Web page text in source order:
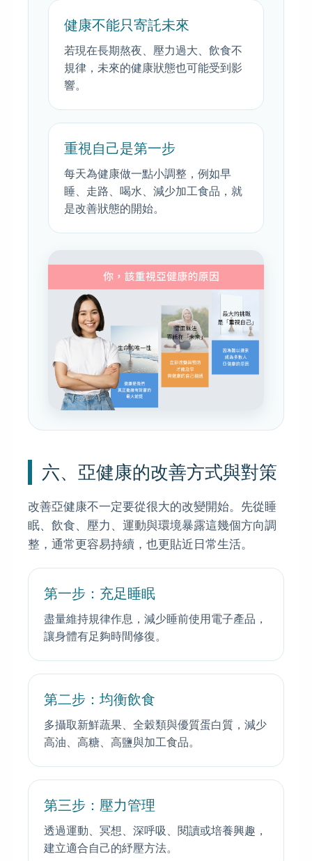
健康不能只寄託未來
若現在長期熬夜、壓力過大、飲食不
規律，未來的健康狀態也可能受到影
響。
重視自己是第一步
每天為健康做一點小調整，例如早
睡、走路、喝水、減少加工食品，就
是改善狀態的開始。
六、亞健康的改善方式與對策
改善亞健康不一定要從很大的改變開始。先從睡
眠、飲食、壓力、運動與環境暴露這幾個方向調
整，通常更容易持續，也更貼近日常生活。
第一步：充足睡眠
盡量維持規律作息，減少睡前使用電子產品，
讓身體有足夠時間修復。
第二步：均衡飲食
多攝取新鮮蔬果、全穀類與優質蛋白質，減少
高油、高糖、高鹽與加工食品。
第三步：壓力管理
透過運動、冥想、深呼吸、閱讀或培養興趣，
建立適合自己的紓壓方法。